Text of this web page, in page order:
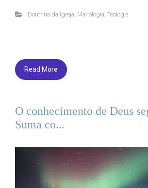
Doutrina da Igreja Mariologia Teologia
Read More
O conhecimento de Deus
Suma co...